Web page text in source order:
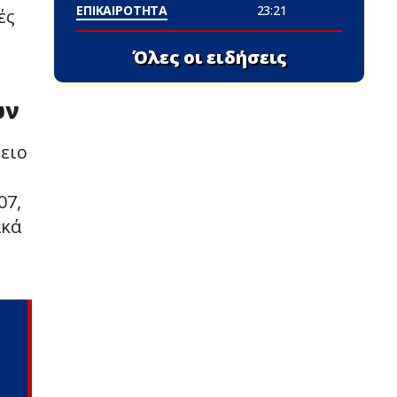
ΕΠΙΚΑΙΡΟΤΗΤΑ 23:21
Όλες οι ειδήσεις